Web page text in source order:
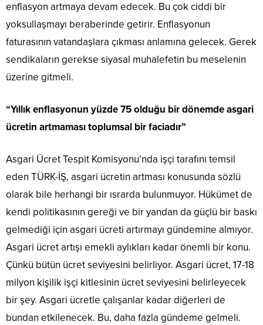
enflasyon artmaya devam edecek. Bu çok ciddi bir
yoksullaşmayı beraberinde getirir. Enflasyonun
faturasının vatandaşlara çıkması anlamına gelecek. Gerek
sendikaların gerekse siyasal muhalefetin bu meselenin
üzerine gitmeli.
“Yıllık enflasyonun yüzde 75 olduğu bir dönemde asgari
ücretin artmaması toplumsal bir faciadır”
Asgari Ücret Tespit Komisyonu’nda işçi tarafını temsil
eden TÜRK-İŞ, asgari ücretin artması konusunda sözlü
olarak bile herhangi bir ısrarda bulunmuyor. Hükümet de
kendi politikasının gereği ve bir yandan da güçlü bir baskı
gelmediği için asgari ücreti artırmayı gündemine almıyor.
Asgari ücret artışı emekli aylıkları kadar önemli bir konu.
Çünkü bütün ücret seviyesini belirliyor. Asgari ücret, 17-18
milyon kişilik işçi kitlesinin ücret seviyesini belirleyecek
bir şey. Asgari ücretle çalışanlar kadar diğerleri de
bundan etkilenecek. Bu, daha fazla gündeme gelmeli.